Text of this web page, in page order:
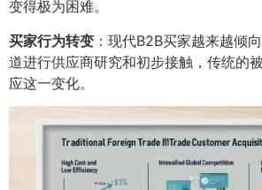
变得极为困难。
买家行为转变 ：现代B2B买家越来越倾
道进行供应商研究和初步接触，传统的
应这一变化。